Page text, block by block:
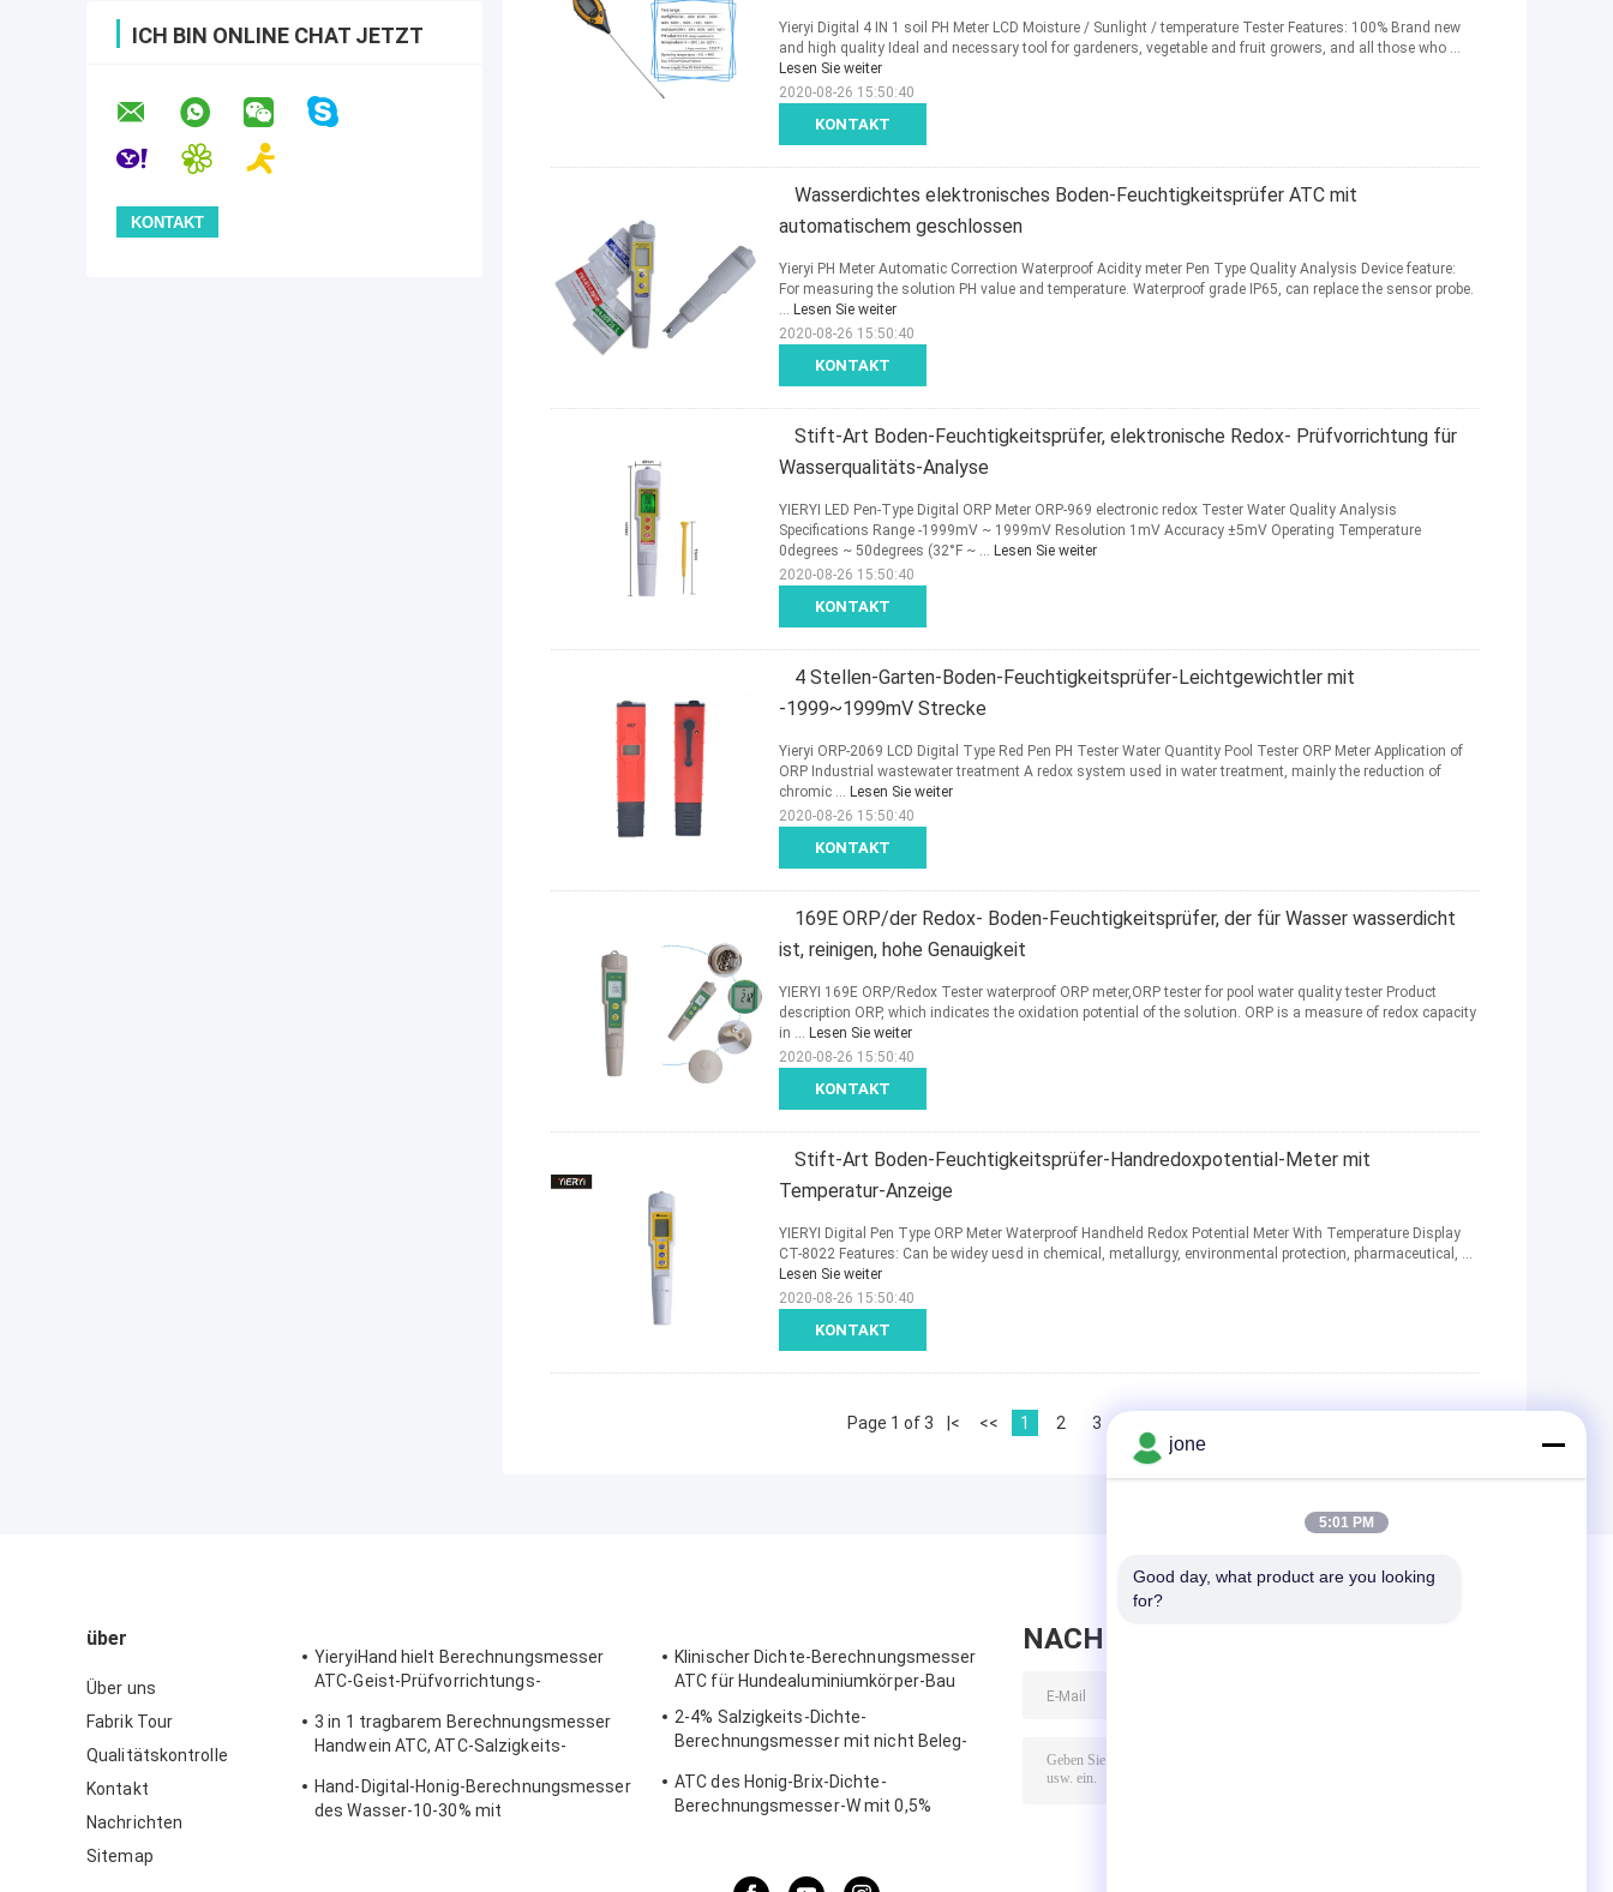
ICH BIN ONLINE CHAT JETZT
KONTAKT
Yieryi Digital 4 IN 1 soil PH Meter LCD Moisture / Sunlight / temperature Tester Features: 100% Brand new
and high quality Ideal and necessary tool for gardeners, vegetable and fruit growers, and all those who ...
Lesen Sie weiter
2020-08-26 15:50:40
Wasserdichtes elektronisches Boden-Feuchtigkeitsprüfer ATC mit
automatischem geschlossen
KONTAKT
Yieryi PH Meter Automatic Correction Waterproof Acidity meter Pen Type Quality Analysis Device feature:
For measuring the solution PH value and temperature. Waterproof grade IP65, can replace the sensor probe.
... Lesen Sie weiter
2020-08-26 15:50:40
Stift-Art Boden-Feuchtigkeitsprüfer, elektronische Redox- Prüfvorrichtung für
Wasserqualitäts-Analyse
KONTAKT
YIERYI LED Pen-Type Digital ORP Meter ORP-969 electronic redox Tester Water Quality Analysis
Specifications Range -1999mV ~ 1999mV Resolution 1mV Accuracy ±5mV Operating Temperature
0degrees ~ 50degrees (32°F ~ ... Lesen Sie weiter
2020-08-26 15:50:40
4 Stellen-Garten-Boden-Feuchtigkeitsprüfer-Leichtgewichtler mit
-1999~1999mV Strecke
KONTAKT
Yieryi ORP-2069 LCD Digital Type Red Pen PH Tester Water Quantity Pool Tester ORP Meter Application of
ORP Industrial wastewater treatment A redox system used in water treatment, mainly the reduction of
chromic ... Lesen Sie weiter
2020-08-26 15:50:40
169E ORP/der Redox- Boden-Feuchtigkeitsprüfer, der für Wasser wasserdicht
ist, reinigen, hohe Genauigkeit
KONTAKT
YIERYI 169E ORP/Redox Tester waterproof ORP meter,ORP tester for pool water quality tester Product
description ORP, which indicates the oxidation potential of the solution. ORP is a measure of redox capacity
in ... Lesen Sie weiter
2020-08-26 15:50:40
Stift-Art Boden-Feuchtigkeitsprüfer-Handredoxpotential-Meter mit
Temperatur-Anzeige
KONTAKT
YIERYI Digital Pen Type ORP Meter Waterproof Handheld Redox Potential Meter With Temperature Display
CT-8022 Features: Can be widey uesd in chemical, metallurgy, environmental protection, pharmaceutical, ...
Lesen Sie weiter
2020-08-26 15:50:40
Page 1 of 3 |< << 1 2 3
über
Über uns
Fabrik Tour
Qualitätskontrolle
Kontakt
Nachrichten
Sitemap
YieryiHand hielt Berechnungsmesser
ATC-Geist-Prüfvorrichtungs-
3 in 1 tragbarem Berechnungsmesser
Handwein ATC, ATC-Salzigkeits-
Hand-Digital-Honig-Berechnungsmesser
des Wasser-10-30% mit
Klinischer Dichte-Berechnungsmesser
ATC für Hundealuminiumkörper-Bau
2-4% Salzigkeits-Dichte-
Berechnungsmesser mit nicht Beleg-
ATC des Honig-Brix-Dichte-
Berechnungsmesser-W mit 0,5%
NACHRICHT HINTERLASSEN
jone
5:01 PM
Good day, what product are you looking
for?